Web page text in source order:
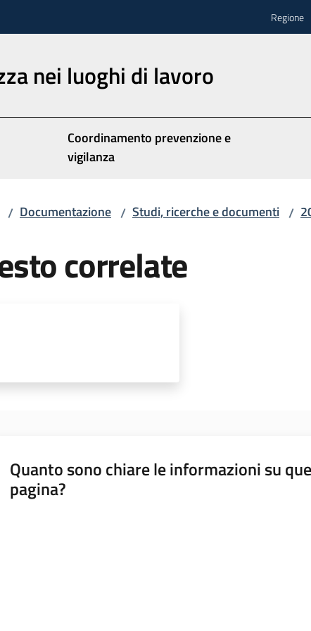
Regione
nei luoghi di lavoro
Coordinamento prevenzione e
vigilanza
/ Documentazione / Studi, ricerche e documenti /
correlate
Quanto sono chiare le informazioni su
pagina?